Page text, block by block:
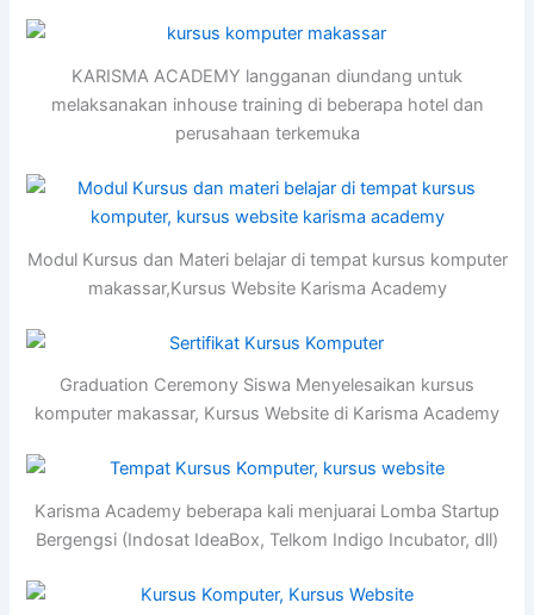
KARISMA ACADEMY langganan diundang untuk
melaksanakan inhouse training di beberapa hotel dan
perusahaan terkemuka
Modul Kursus dan Materi belajar di tempat kursus komputer
makassar,Kursus Website Karisma Academy
Graduation Ceremony Siswa Menyelesaikan kursus
komputer makassar, Kursus Website di Karisma Academy
Karisma Academy beberapa kali menjuarai Lomba Startup
Bergengsi (Indosat IdeaBox, Telkom Indigo Incubator, dll)